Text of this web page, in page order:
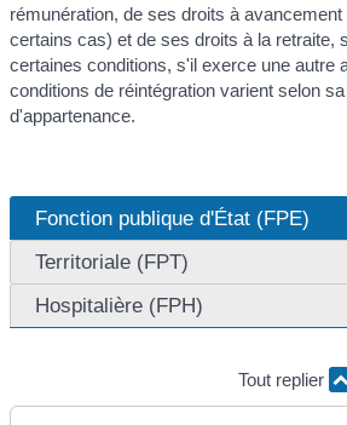
rémunération, de ses droits à avancement
certains cas) et de ses droits à la retraite,
certaines conditions, s'il exerce une autre
conditions de réintégration varient selon
d'appartenance.
Fonction publique d'État (FPE)
Territoriale (FPT)
Hospitalière (FPH)
Tout replier